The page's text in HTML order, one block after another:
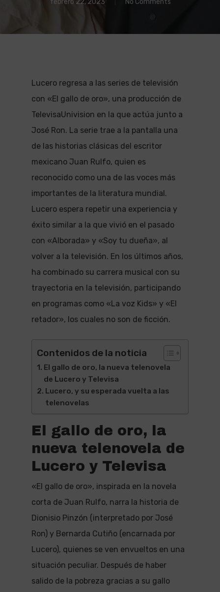
febrero 22, 2023 No Comments
Lucero regresa a las series de televisión
con «El gallo de oro», una producción de
TelevisaUnivision en la que actúa junto a
José Ron. La serie trae a la pantalla una
de las historias clásicas del escritor
mexicano Juan Rulfo, quien es
reconocido como una de las voces más
importantes de la literatura mundial.
Lucero espera repetir una experiencia y
éxito similar a la que vivió en el pasado
con «Alborada» y «Soy tu dueña», al
volver a la televisión. En los últimos años,
ha combinado su carrera musical con su
trayectoria en la televisión, participando
en programas como «La voz Kids» y «El
retador», los cuales no son de ficción.
Contenidos de la noticia
El gallo de oro, la nueva telenovela
de Lucero y Televisa
Lucero, y su esperada vuelta a las
telenovelas
El gallo de oro, la
nueva telenovela de
Lucero y Televisa
«El gallo de oro», inspirada en la novela
corta de Juan Rulfo, narra la historia de
Dionisio Pinzón (interpretado por José
Ron) y Bernarda Cutiño (encarnada por
Lucero), quienes se ven envueltos en una
situación peculiar. Después de haber
salido de la pobreza gracias a su gallo